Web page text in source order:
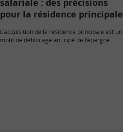
salariale : des précisions
pour la résidence principale
L’acquisition de la résidence principale est un
motif de déblocage anticipé de l’épargne